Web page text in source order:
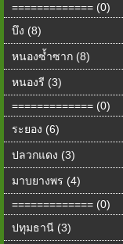
============= (0)
บึง (8)
หนองซ้ำซาก (8)
หนองรี (3)
============= (0)
ระยอง (6)
ปลวกแดง (3)
มาบยางพร (4)
============= (0)
ปทุมธานี (3)